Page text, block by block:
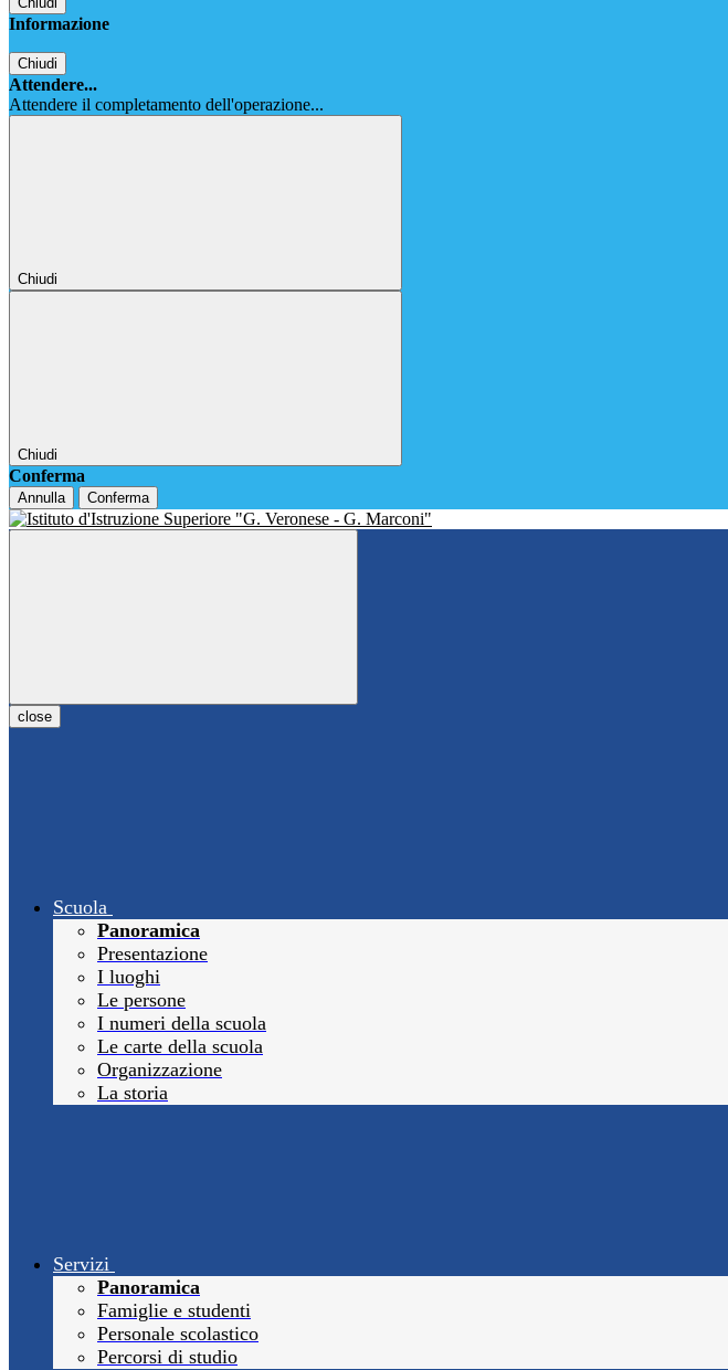
Informazione
Chiudi
Attendere...
Attendere il completamento dell'operazione...
Chiudi
Chiudi
Conferma
Annulla Conferma
close
Scuola
Panoramica
Presentazione
I luoghi
Le persone
I numeri della scuola
Le carte della scuola
Organizzazione
La storia
Servizi
Panoramica
Famiglie e studenti
Personale scolastico
Percorsi di studio